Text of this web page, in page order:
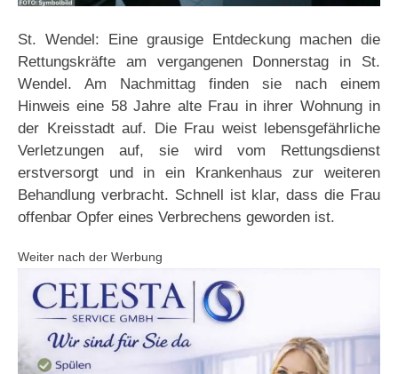
St. Wendel: Eine grausige Entdeckung machen die
Rettungskräfte am vergangenen Donnerstag in St.
Wendel. Am Nachmittag finden sie nach einem
Hinweis eine 58 Jahre alte Frau in ihrer Wohnung in
der Kreisstadt auf. Die Frau weist lebensgefährliche
Verletzungen auf, sie wird vom Rettungsdienst
erstversorgt und in ein Krankenhaus zur weiteren
Behandlung verbracht. Schnell ist klar, dass die Frau
offenbar Opfer eines Verbrechens geworden ist.
Weiter nach der Werbung